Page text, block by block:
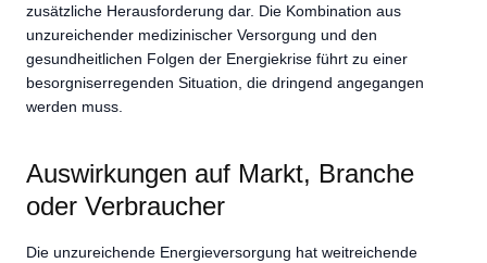
zusätzliche Herausforderung dar. Die Kombination aus
unzureichender medizinischer Versorgung und den
gesundheitlichen Folgen der Energiekrise führt zu einer
besorgniserregenden Situation, die dringend angegangen
werden muss.
Auswirkungen auf Markt, Branche
oder Verbraucher
Die unzureichende Energieversorgung hat weitreichende